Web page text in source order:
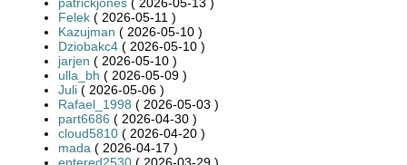
Felek ( 2026-05-11 )
Kazujman ( 2026-05-10 )
Dziobakc4 ( 2026-05-10 )
jarjen ( 2026-05-10 )
ulla_bh ( 2026-05-09 )
Juli ( 2026-05-06 )
Rafael_1998 ( 2026-05-03 )
part6686 ( 2026-04-30 )
cloud5810 ( 2026-04-20 )
mada ( 2026-04-17 )
entered2530 ( 2026-03-29 )